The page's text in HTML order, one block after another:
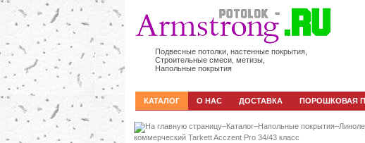
Подвесные потолки, настенные покрытия,
Строительные смеси, метизы,
Напольные покрытия
КАТАЛОГ О НАС ДОСТАВКА ПОРОШКОВАЯ
–Каталог–Напольные покрытия–
коммерческий Tarkett Acczent Pro 34/43 класс